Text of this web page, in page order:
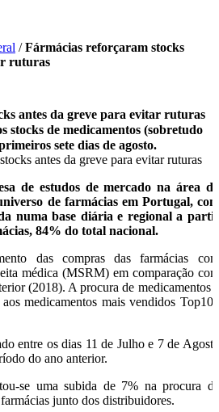
/Fármácias reforçaram stocks
ruturas
antes da greve para evitar ruturas
stocks de medicamentos (sobretudo
sete dias de agosto.
de estudos de mercado na área da
de farmácias em Portugal, com
numa base diária e regional a partir
84% do total nacional.
das compras das farmácias com
médica (MSRM) em comparação com
(2018). A procura de medicamentos é
medicamentos mais vendidos Top100
entre os dias 11 de Julho e 7 de Agosto
do ano anterior.
se uma subida de 7% na procura de
junto dos distribuidores.